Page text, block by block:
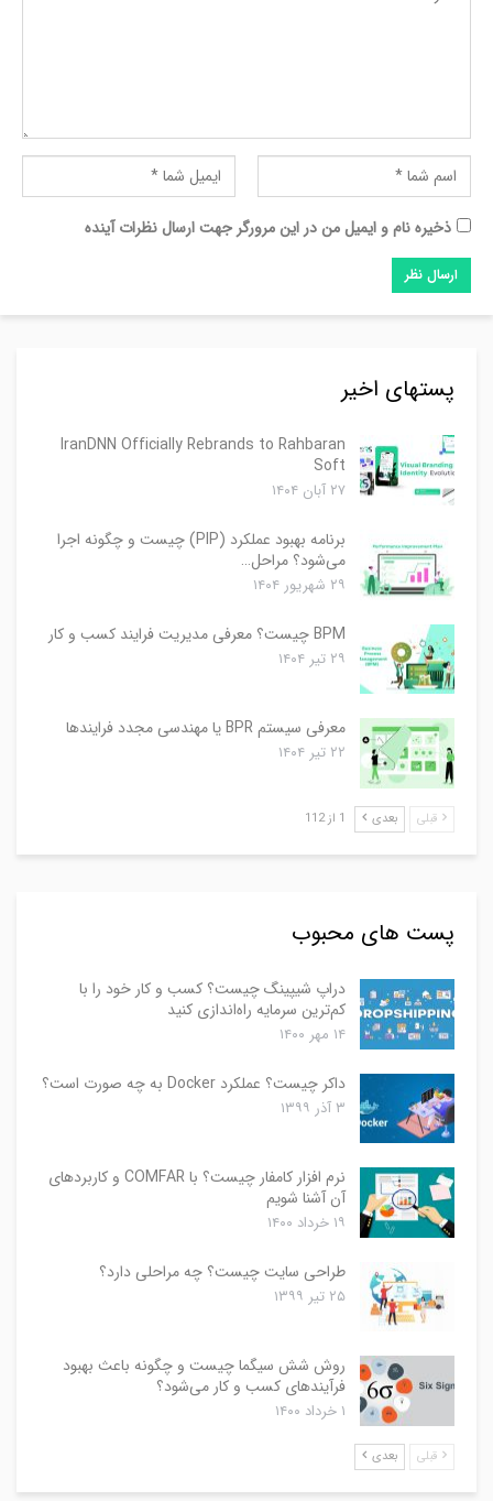
ذخیره نام و ایمیل من در این مرورگر جهت ارسال نظرات آینده
پستهای اخیر
IranDNN Officially Rebrands to Rahbaran
Soft
۲۷ آبان ۱۴۰۴
برنامه بهبود عملکرد (PIP) چیست و چگونه اجرا
می‌شود؟ مراحل…
۲۹ شهریور ۱۴۰۴
BPM چیست؟ معرفی مدیریت فرایند کسب و کار
۲۹ تیر ۱۴۰۴
معرفی سیستم BPR یا مهندسی مجدد فرایندها
۲۲ تیر ۱۴۰۴
قبلی بعدی 1 از 112
پست های محبوب
دراپ شیپینگ چیست؟ کسب و کار خود را با
کم‌ترین سرمایه راه‌اندازی کنید
۱۴ مهر ۱۴۰۰
داکر چیست؟ عملکرد Docker به چه صورت است؟
۳ آذر ۱۳۹۹
نرم افزار کامفار چیست؟ با COMFAR و کاربردهای
آن آشنا شویم
۱۹ خرداد ۱۴۰۰
طراحی سایت چیست؟ چه مراحلی دارد؟
۲۵ تیر ۱۳۹۹
روش شش سیگما چیست و چگونه باعث بهبود
فرآیندهای کسب و کار می‌شود؟
۱ خرداد ۱۴۰۰
قبلی بعدی